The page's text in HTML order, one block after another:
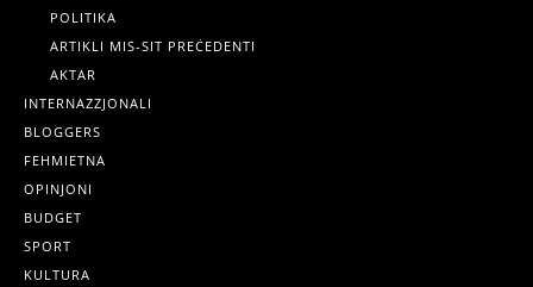
POLITIKA
ARTIKLI MIS-SIT PREĊEDENTI
AKTAR
INTERNAZZJONALI
BLOGGERS
FEHMIETNA
OPINJONI
BUDGET
SPORT
KULTURA